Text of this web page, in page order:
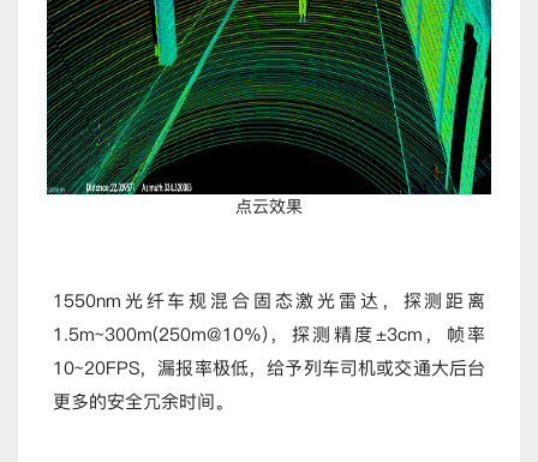
点云效果
1550nm光纤车规混合固态激光雷达，探测距离
1.5m~300m(250m@10%)，探测精度±3cm，帧率
10~20FPS，漏报率极低，给予列车司机或交通大后台
更多的安全冗余时间。